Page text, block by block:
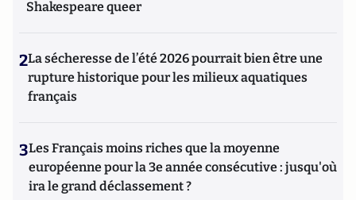
Shakespeare queer
2La sécheresse de l’été 2026 pourrait bien être une
rupture historique pour les milieux aquatiques
français
3Les Français moins riches que la moyenne
européenne pour la 3e année consécutive : jusqu'où
ira le grand déclassement ?